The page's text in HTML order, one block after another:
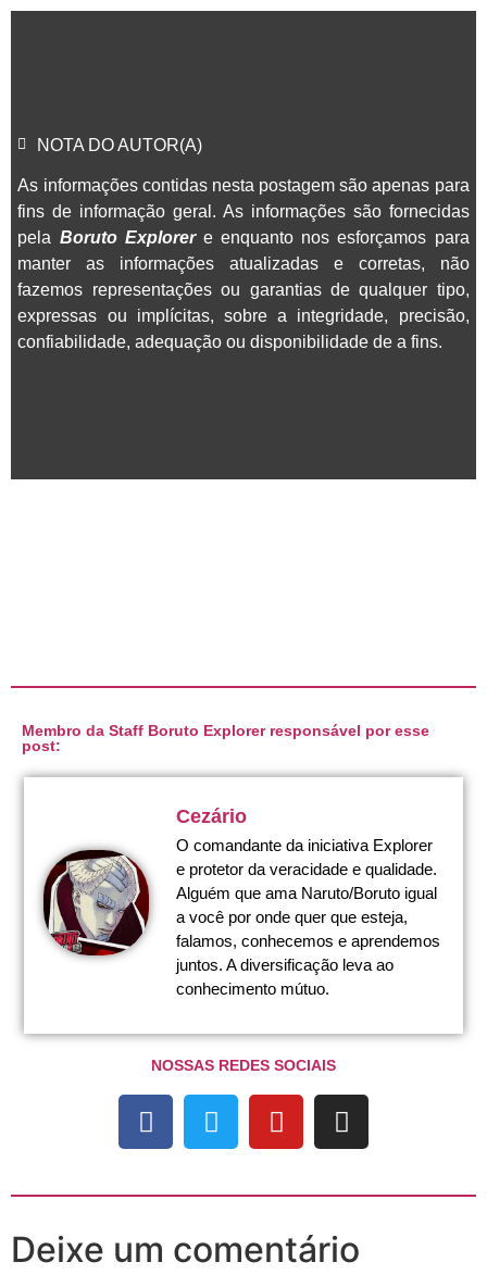
NOTA DO AUTOR(A)
As informações contidas nesta postagem são apenas para
fins de informação geral. As informações são fornecidas
pela Boruto Explorere enquanto nos esforçamos para
manter as informações atualizadas e corretas, não
fazemos representações ou garantias de qualquer tipo,
expressas ou implícitas, sobre a integridade, precisão,
confiabilidade, adequação ou disponibilidade de a fins.
Membro da Staff Boruto Explorer responsável por esse
post:
Cezário
O comandante da iniciativa Explorer
e protetor da veracidade e qualidade.
Alguém que ama Naruto/Boruto igual
a você por onde quer que esteja,
falamos, conhecemos e aprendemos
juntos. A diversificação leva ao
conhecimento mútuo.
NOSSAS REDES SOCIAIS
Deixe um comentário